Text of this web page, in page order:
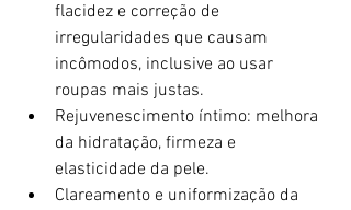
flacidez e correção de
irregularidades que causam
incômodos, inclusive ao usar
roupas mais justas.
Rejuvenescimento íntimo: melhora
da hidratação, firmeza e
elasticidade da pele.
Clareamento e uniformização da